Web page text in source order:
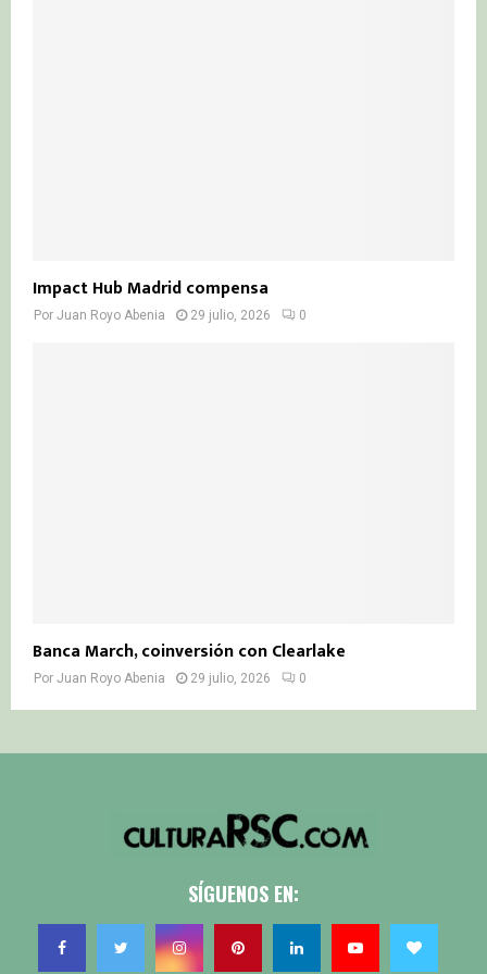
Impact Hub Madrid compensa
Por Juan Royo Abenia 29 julio, 2026 0
Banca March, coinversión con Clearlake
Por Juan Royo Abenia 29 julio, 2026 0
SÍGUENOS EN: